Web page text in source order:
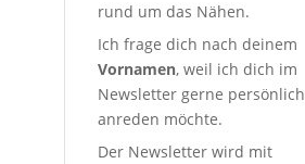
rund um das Nähen.
Ich frage dich nach deinem
Vornamen, weil ich dich im
Newsletter gerne persönlich
anreden möchte.
Der Newsletter wird mit